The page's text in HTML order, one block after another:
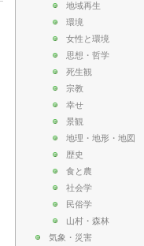
地域再生
環境
女性と環境
思想・哲学
死生観
宗教
幸せ
景観
地理・地形・地図
歴史
食と農
社会学
民俗学
山村・森林
気象・災害